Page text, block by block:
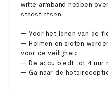
witte armband hebben
stadsfietsen.
— Voor het lenen van de
— Helmen en sloten
voor de veiligheid.
— De accu biedt tot 4 uur
— Ga naar de